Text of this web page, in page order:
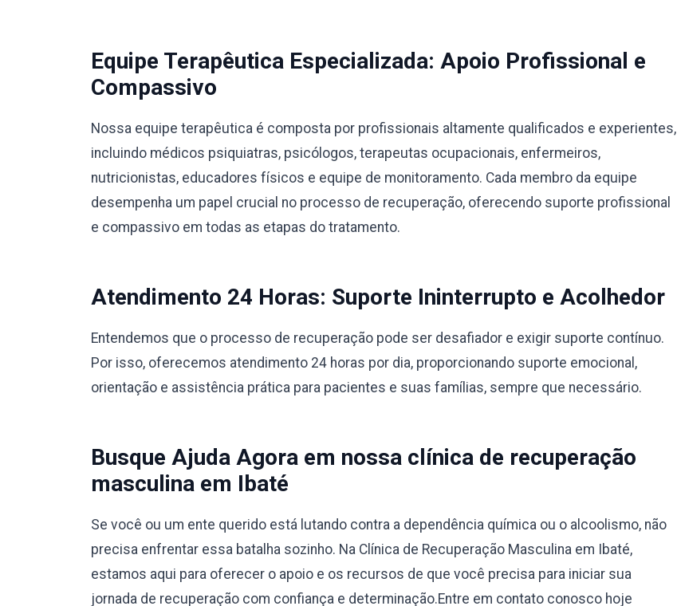
Equipe Terapêutica Especializada: Apoio Profissional e
Compassivo
Nossa equipe terapêutica é composta por profissionais altamente qualificados e experientes,
incluindo médicos psiquiatras, psicólogos, terapeutas ocupacionais, enfermeiros,
nutricionistas, educadores físicos e equipe de monitoramento. Cada membro da equipe
desempenha um papel crucial no processo de recuperação, oferecendo suporte profissional
e compassivo em todas as etapas do tratamento.
Atendimento 24 Horas: Suporte Ininterrupto e Acolhedor
Entendemos que o processo de recuperação pode ser desafiador e exigir suporte contínuo.
Por isso, oferecemos atendimento 24 horas por dia, proporcionando suporte emocional,
orientação e assistência prática para pacientes e suas famílias, sempre que necessário.
Busque Ajuda Agora em nossa clínica de recuperação
masculina em Ibaté
Se você ou um ente querido está lutando contra a dependência química ou o alcoolismo, não
precisa enfrentar essa batalha sozinho. Na Clínica de Recuperação Masculina em Ibaté,
estamos aqui para oferecer o apoio e os recursos de que você precisa para iniciar sua
jornada de recuperação com confiança e determinação.Entre em contato conosco hoje